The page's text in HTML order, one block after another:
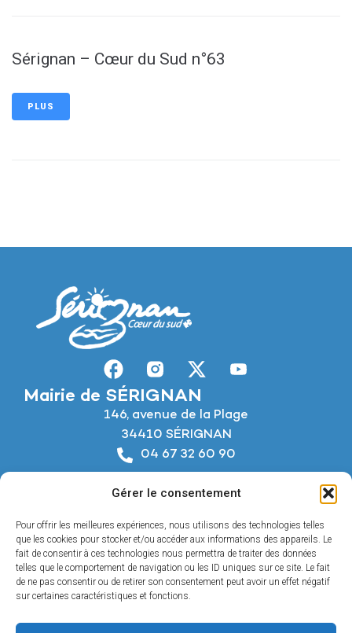
Gérer le consentement
Pour offrir les meilleures expériences, nous utilisons des technologies telles
que les cookies pour stocker et/ou accéder aux informations des appareils. Le
fait de consentir à ces technologies nous permettra de traiter des données
telles que le comportement de navigation ou les ID uniques sur ce site. Le fait
de ne pas consentir ou de retirer son consentement peut avoir un effet négatif
sur certaines caractéristiques et fonctions.
Sérignan – Cœur du Sud n°63
PLUS
Mairie de SÉRIGNAN
146, avenue de la Plage
34410 SÉRIGNAN
04 67 32 60 90
Horaires d’ouverture
Du lundi au jeudi :
De 8h à 12h et de 14h à 18h
Le vendredi :
De 8h à 12h et de 14h à 17h